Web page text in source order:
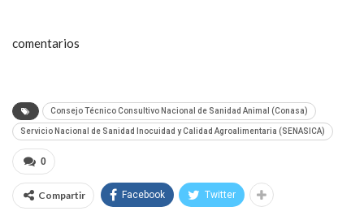
comentarios
Consejo Técnico Consultivo Nacional de Sanidad Animal (Conasa)
Servicio Nacional de Sanidad Inocuidad y Calidad Agroalimentaria (SENASICA)
0
Compartir Facebook Twitter